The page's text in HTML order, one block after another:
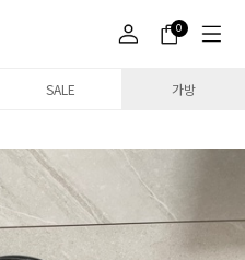
0
SALE 가방